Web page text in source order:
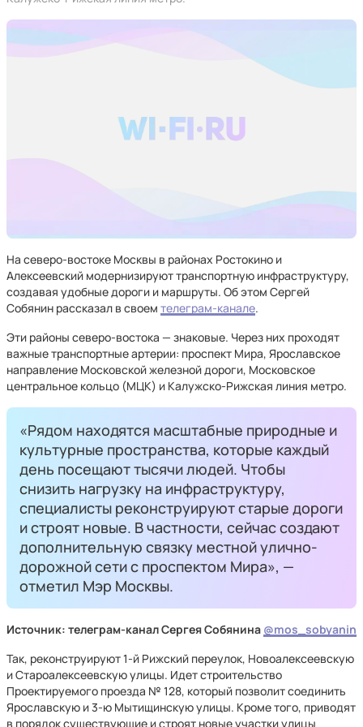
На северо-востоке Москвы в районах Ростокино и
Алексеевский модернизируют транспортную инфраструктуру,
создавая удобные дороги и маршруты. Об этом Сергей
Собянин рассказал в своем телеграм-канале.
Эти районы северо-востока — знаковые. Через них проходят
важные транспортные артерии: проспект Мира, Ярославское
направление Московской железной дороги, Московское
центральное кольцо (МЦК) и Калужско-Рижская линия метро.
«Рядом находятся масштабные природные и
культурные пространства, которые каждый
день посещают тысячи людей. Чтобы
снизить нагрузку на инфраструктуру,
специалисты реконструируют старые дороги
и строят новые. В частности, сейчас создают
дополнительную связку местной улично-
дорожной сети с проспектом Мира», —
отметил Мэр Москвы.
Источник: телеграм-канал Сергея Собянина @mos_sobyanin
Так, реконструируют 1-й Рижский переулок, Новоалексеевскую
и Староалексеевскую улицы. Идет строительство
Проектируемого проезда № 128, который позволит соединить
Ярославскую и 3-ю Мытищинскую улицы. Кроме того, приводят
в порядок существующие и строят новые участки улицы